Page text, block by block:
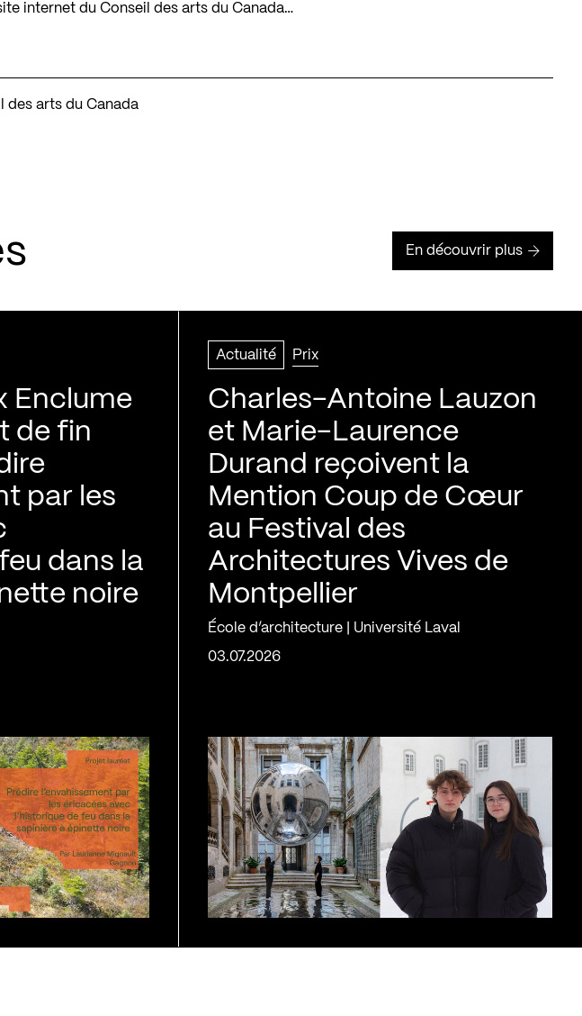
internet du Conseil des arts du Canada…
des arts du Canada
En découvrir plus
Enclume
de fin
par les
dans la
noire
Actualité Prix
Charles-Antoine Lauzon
et Marie-Laurence
Durand reçoivent la
Mention Coup de Cœur
au Festival des
Architectures Vives de
Montpellier
École d’architecture | Université Laval
03.07.2026